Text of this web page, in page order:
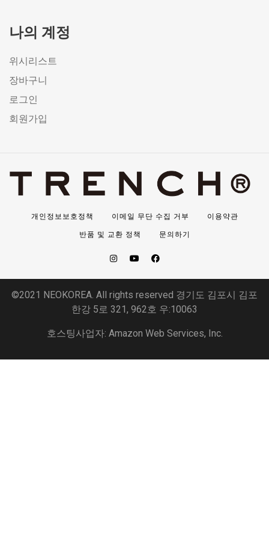
나의 계정
위시리스트
장바구니
로그인
회원가입
개인정보보호정책 이메일 무단 수집 거부 이용약관
반품 및 교환 정책 문의하기
©2021 NEOKOREA. All rights reserved 경기도 김포시 김포
한강 5로 321, 962호 우:10063
호스팅사업자: Amazon Web Services, Inc.